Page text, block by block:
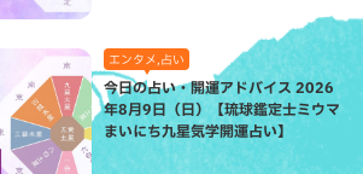
エンタメ,占い
今日の占い・開運アドバイス 2026
年8月9日（日）【琉球鑑定士ミウマ
まいにち九星気学開運占い】